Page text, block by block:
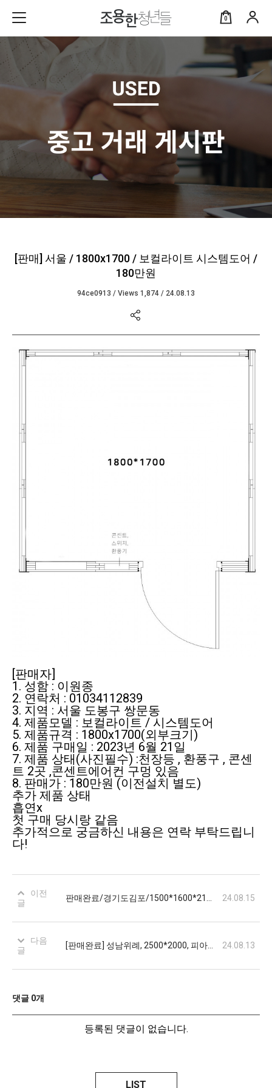
0
[판매] 서울 / 1800x1700 / 보컬라이트 시스템도어 /
180만원
94ce0913 / Views 1,874 / 24.08.13
본문
[판매자]
1. 성함 : 이원종
2. 연락처 : 01034112839
3. 지역 : 서울 도봉구 쌍문동
4. 제품모델 : 보컬라이트 / 시스템도어
5. 제품규격 : 1800x1700(외부크기)
6. 제품 구매일 : 2023년 6월 21일
7. 제품 상태(사진필수) :천장등 , 환풍구 , 콘센
트 2곳 ,콘센트에어컨 구멍 있음
8. 판매가 : 180만원 (이전설치 별도)
추가 제품 상태
흡연x
첫 구매 당시랑 같음
추가적으로 궁금하신 내용은 연락 부탁드립니
다!
이전
글
24.08.15
다음
글
24.08.13
댓글 0개
등록된 댓글이 없습니다.
LIST